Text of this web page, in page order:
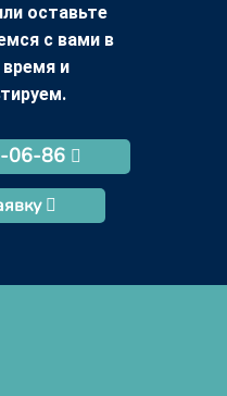
оставьте
с вами в
и
06-86